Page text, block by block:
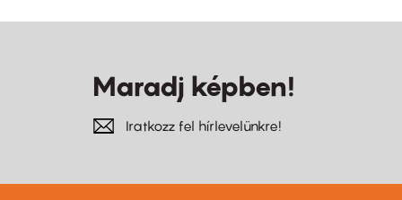
Maradj képben!
Iratkozz fel hírlevelünkre!